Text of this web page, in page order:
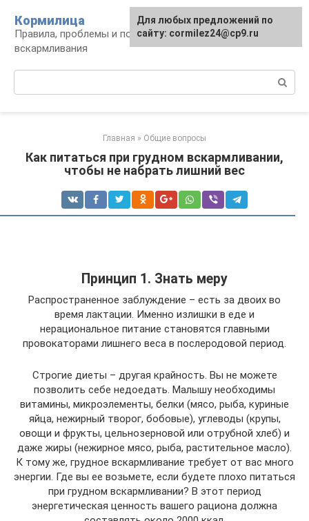
контенту
Кормилица
Правила, проблемы и польза грудного
вскармливания
Главная » Общие вопросы
Как питаться при грудном вскармливании,
чтобы не набрать лишний вес
Принцип 1. Знать меру
Распространенное заблуждение – есть за двоих во
время лактации. Именно излишки в еде и
нерациональное питание становятся главными
провокаторами лишнего веса в послеродовой период.
Строгие диеты – другая крайность. Вы не можете
позволить себе недоедать. Малышу необходимы
витамины, микроэлементы, белки (мясо, рыба, куриные
яйца, нежирный творог, бобовые), углеводы (крупы,
овощи и фрукты, цельнозерновой или отрубной хлеб) и
даже жиры (нежирное мясо, рыба, растительное масло).
К тому же, грудное вскармливание требует от вас много
энергии. Где вы ее возьмете, если будете плохо питаться
при грудном вскармливании? В этот период
энергетическая ценность вашего рациона должна
Для любых предложений по
сайту: cormilez24@cp9.ru